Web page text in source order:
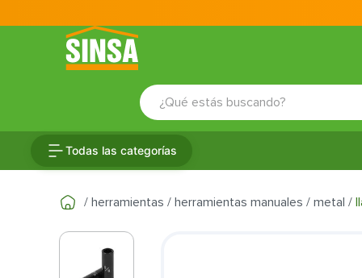
¿Qué estás buscando?
Todas las categorías
herramientas herramientas manuales metal